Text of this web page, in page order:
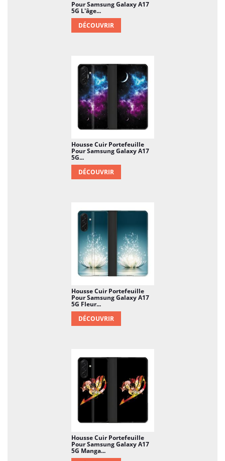
Pour Samsung Galaxy A17
5G L'âge...
DÉCOUVRIR
Housse Cuir Portefeuille
Pour Samsung Galaxy A17
5G...
DÉCOUVRIR
Housse Cuir Portefeuille
Pour Samsung Galaxy A17
5G Fleur...
DÉCOUVRIR
Housse Cuir Portefeuille
Pour Samsung Galaxy A17
5G Manga...